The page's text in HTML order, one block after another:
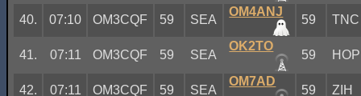
40. 07:10 OM3CQF 59 SEA
OM4ANJ
59 TNC
41. 07:11 OM3CQF 59 SEA
OK2TO
59 HOP
42. 07:11 OM3CQF 59 SEA
OM7AD
59 ZIH